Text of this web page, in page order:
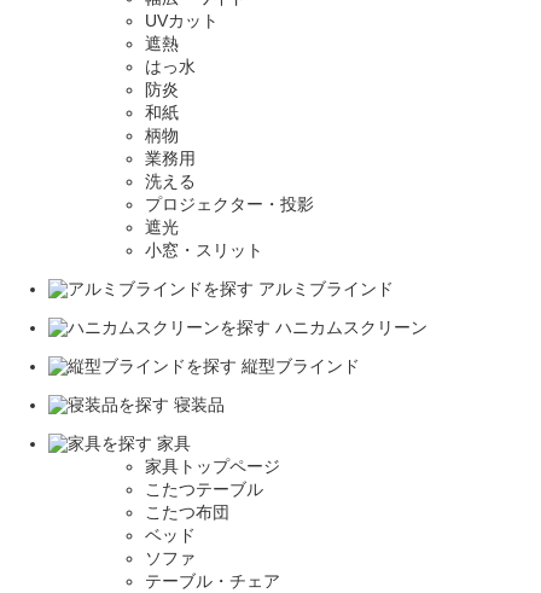
UVカット
遮熱
はっ水
防炎
和紙
柄物
業務用
洗える
プロジェクター・投影
遮光
小窓・スリット
アルミブラインド
ハニカムスクリーン
縦型ブラインド
寝装品
家具
家具トップページ
こたつテーブル
こたつ布団
ベッド
ソファ
テーブル・チェア